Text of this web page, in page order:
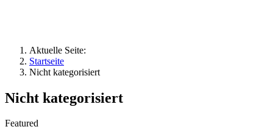
Aktuelle Seite:
Startseite
Nicht kategorisiert
Nicht kategorisiert
Featured